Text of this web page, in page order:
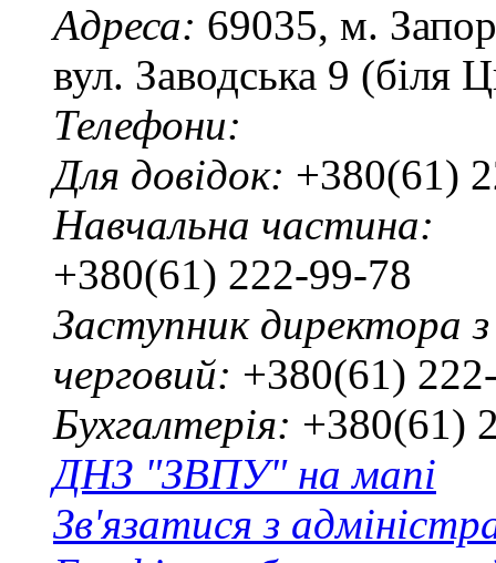
Адреса: 69035, м.
вул. Заводська 9 (біля
Телефони:
Для довідок: +380(61)
Навчальна частина:
+380(61) 222-99-78
Заступник директора
черговий: +380(61)
Бухгалтерія: +380(61)
ДНЗ "ЗВПУ" на мапі
Зв'язатися з